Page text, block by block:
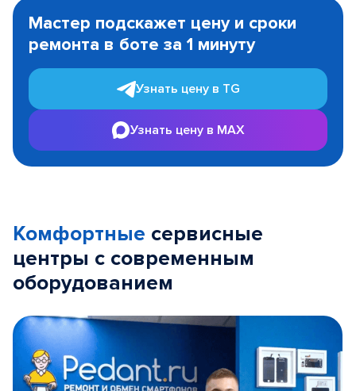
1
Мастер подскажет цену и сроки
ремонта в боте за 1 минуту
Узнать цену в TG
Узнать цену в MAX
Комфортные сервисные
центры с современным
оборудованием